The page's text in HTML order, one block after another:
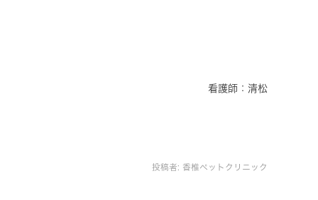
看護師：清松
投稿者: 香椎ペットクリニック